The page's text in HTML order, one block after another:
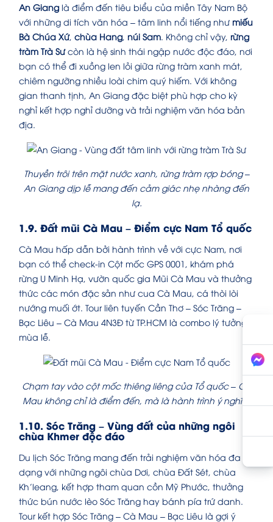
An Giang là điểm đến tiêu biểu của miền Tây Nam Bộ
với những di tích văn hóa – tâm linh nổi tiếng như miếu
Bà Chúa Xứ, chùa Hang núi Sam . Không chỉ vậy, rừng
tràm Trà Sưcòn là hệ sinh thái ngập nước độc đáo, nơi
bạn có thể đi xuồng len lỏi giữa rừng tràm xanh mát,
chiêm ngưỡng nhiều loài chim quý hiếm. Với không
gian thanh tịnh, An Giang đặc biệt phù hợp cho kỳ
nghỉ kết hợp nghỉ dưỡng và trải nghiệm văn hóa bản
địa.
Thuyền trôi trên mặt nước xanh, rừng tràm rợp bóng –
An Giang dịp lễ mang đến cảm giác nhẹ nhàng đến
lạ.
1.9. Đất mũi Cà Mau – Điểm cực Nam Tổ quốc
Cà Mau hấp dẫn bởi hành trình về với cực Nam, nơi
bạn có thể check-in Cột mốc GPS 0001, khám phá
rừng U Minh Hạ, vườn quốc gia Mũi Cà Mau và thưởng
thức các món đặc sản như cua Cà Mau, cá thòi lòi
nướng muối ớt. Tour liên tuyến Cần Thơ – Sóc Trăng –
Bạc Liêu – Cà Mau 4N3Đ từ TP.HCM là combo lý tưởng
mùa lễ.
Chạm tay vào cột mốc thiêng liêng của Tổ quốc – Cà
Mau không chỉ là điểm đến, mà là hành trình ý nghĩa.
1.10. Sóc Trăng – Vùng đất của những ngôi
chùa Khmer độc đáo
Du lịch Sóc Trăng mang đến trải nghiệm văn hóa đa
dạng với những ngôi chùa Dơi, chùa Đất Sét, chùa
Kh’leang, kết hợp tham quan cồn Mỹ Phước, thưởng
thức bún nước lèo Sóc Trăng hay bánh pía trứ danh.
Tour kết hợp Sóc Trăng – Cà Mau – Bạc Liêu là gợi ý